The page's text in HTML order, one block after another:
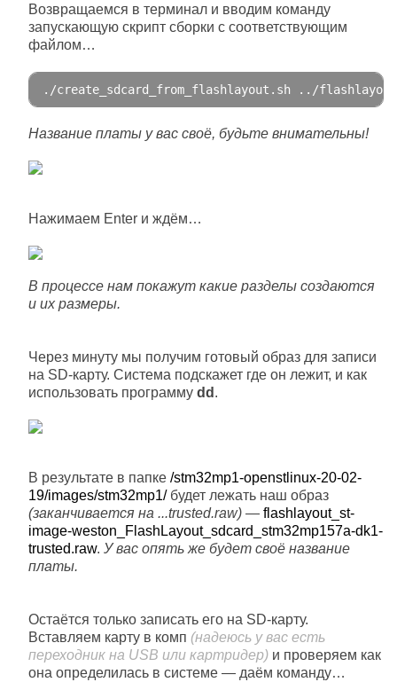
Возвращаемся в терминал и вводим команду
запускающую скрипт сборки с соответствующим
файлом…
. /create_sdcard_from_flashlayout.sh ../
Название платы у вас своё, будьте внимательны!
Нажимаем Enter и ждём…
В процессе нам покажут какие разделы создаются
и их размеры.
Через минуту мы получим готовый образ для записи
на SD-карту. Система подскажет где он лежит, и как
использовать программу dd .
В результате в папке /stm32mp1-openstlinux-20-02-
19/images/stm32mp1/будет лежать наш образ
(заканчивается на ...trusted.raw) — flashlayout_st-
image-weston_FlashLayout_sdcard_stm32mp157a-dk1-
trusted.raw. У вас опять же будет своё название
платы.
Остаётся только записать его на SD-карту.
Вставляем карту в комп (надеюсь у вас есть
переходник на USB или картридер) и проверяем как
она определилась в системе — даём команду…